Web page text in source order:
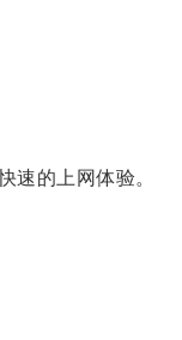
的上网体验。